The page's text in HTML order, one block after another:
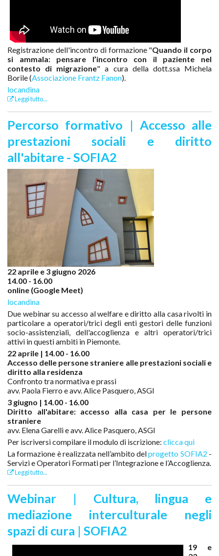
Registrazione dell'incontro di formazione "Quando il corpo
si ammala: pensare l’incontro con il paziente nel
contesto di migrazione" a cura della dott.ssa Michela
Borile (Associazione Frantz Fanon).
locandina
Leggi tutto...
Percorso formativo | Accesso alle
prestazioni sociali e diritto
all'abitare - SOFIA2
22 aprile e 3 giugno 2026
14.00 - 16.00
online (Google Meet)
locandina
Due webinar su accesso al welfare e diritto alla casa rivolti in
particolare a operatori/trici degli enti gestori delle funzioni
socio-assistenziali, dell'accoglienza e altri operatori/trici
attivi in questi ambiti in Piemonte.
22 aprile | 14.00 - 16.00
Accesso delle persone straniere alle prestazioni sociali e
diritto alla residenza
Confronto tra normativa e prassi
avv. Paola Fierro e avv. Alice Pasquero, ASGI
3 giugno | 14.00 - 16.00
Diritto all'abitare: accesso alla casa per le persone
straniere
avv. Elena Garelli e avv. Alice Pasquero, ASGI
Per iscriversi compilare il modulo di iscrizione: clicca qui
La formazione è realizzata nell’ambito delprogetto SOFIA2 -
Servizi e Operatori Formati per l’Integrazione e l’Accoglienza.
Leggi tutto...
Webinar | Cultura, lingua e
mediazione interculturale negli
spazi di cura | SOFIA2
19 e